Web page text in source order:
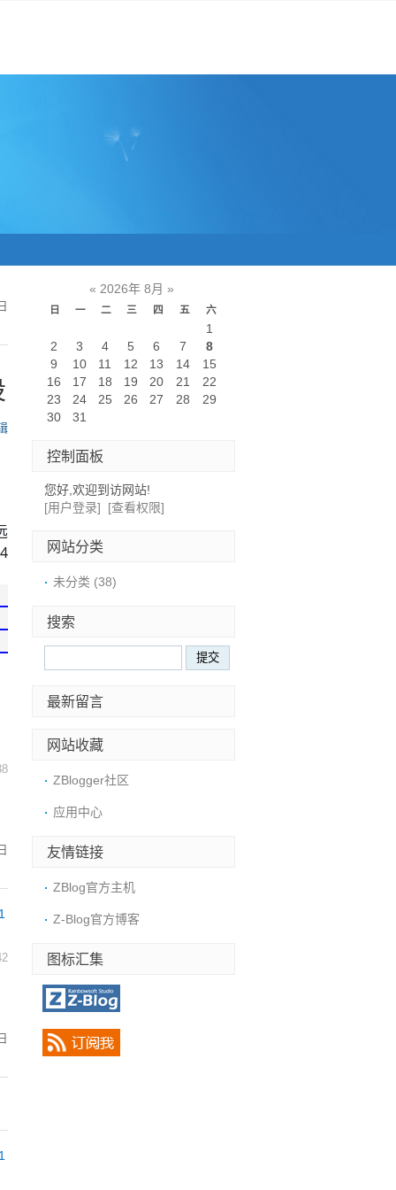
1
1
« 2026年 8月 »
日 一 二 三 四 五 六
1
2
3 4 5 6 7
8
9
10 11 12 13 14
15
16
17 18 19 20 21
22
23
24 25 26 27 28
29
30
31
控制面板
您好,欢迎到访网站!
[用户登录]
[查看权限]
网站分类
未分类 (38)
搜索
最新留言
网站收藏
ZBlogger社区
应用中心
友情链接
ZBlog官方主机
Z-Blog官方博客
图标汇集